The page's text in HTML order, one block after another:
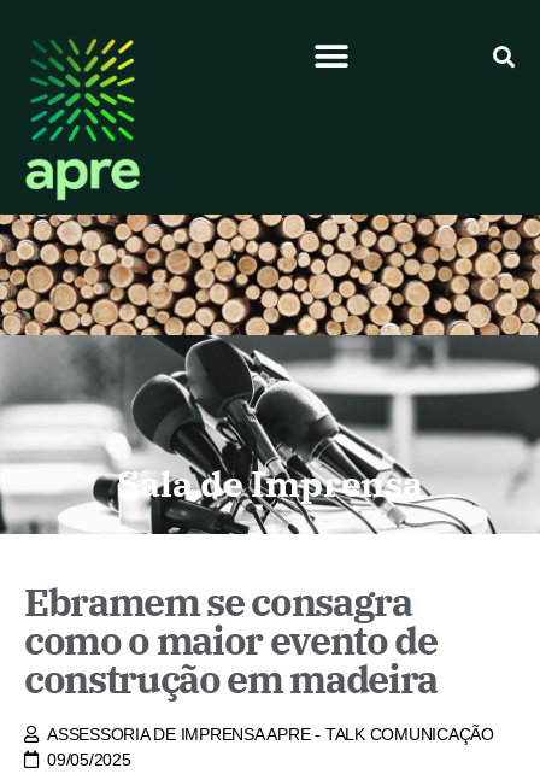
Sala de Imprensa
Ebramem se consagra
como o maior evento de
construção em madeira
ASSESSORIA DE IMPRENSA APRE - TALK COMUNICAÇÃO
09/05/2025